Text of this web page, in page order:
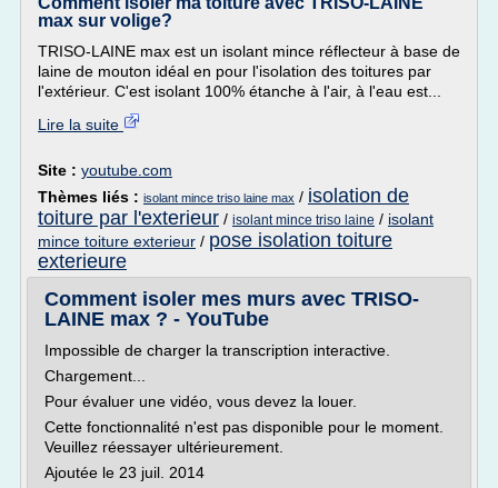
max sur volige?
TRISO-LAINE max est un isolant mince réflecteur à base de
laine de mouton idéal en pour l'isolation des toitures par
l'extérieur. C'est isolant 100% étanche à l'air, à l'eau est...
Lire la suite
Site : youtube.com
Thèmes liés : isolant mince triso laine max / isolation de
toiture par l'exterieur / isolant mince triso laine / isolant
mince toiture exterieur / pose isolation toiture
exterieure
Comment isoler mes murs avec TRISO-
LAINE max ? - YouTube
Impossible de charger la transcription interactive.
Chargement...
Pour évaluer une vidéo, vous devez la louer.
Cette fonctionnalité n'est pas disponible pour le moment.
Veuillez réessayer ultérieurement.
Ajoutée le 23 juil. 2014